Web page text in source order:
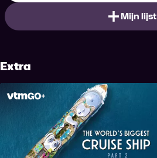
Mijn lijst
Extra
Het grootste cruiseschip ter
wereld: deel 2